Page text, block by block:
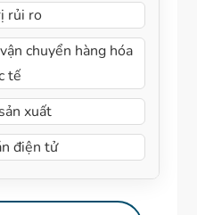
rủi ro
chuyển hàng hóa
tế
xuất
điện tử